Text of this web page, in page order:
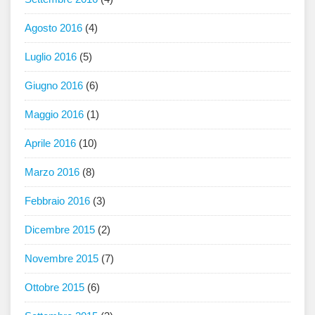
Agosto 2016 (4)
Luglio 2016 (5)
Giugno 2016 (6)
Maggio 2016 (1)
Aprile 2016 (10)
Marzo 2016 (8)
Febbraio 2016 (3)
Dicembre 2015 (2)
Novembre 2015 (7)
Ottobre 2015 (6)